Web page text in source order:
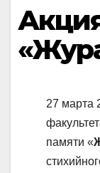
27 марта
памяти «